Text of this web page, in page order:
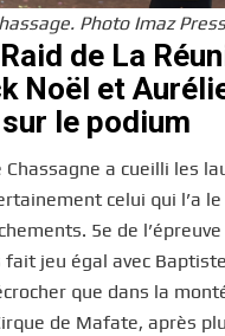
Photo Imaz
de La
Noël et
le podium
Chassagne a cueilli les
celui qui l’a
5e de
jeu égal avec
que dans la
de Mafate, après